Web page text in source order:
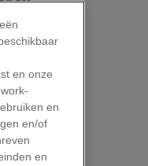
pels. Ze
tot nu
en onze
en
en/of
en